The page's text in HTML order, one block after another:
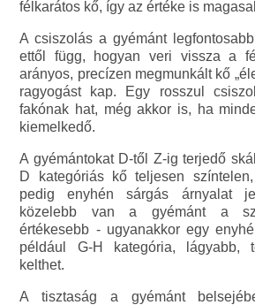
félkarátos kő, így az értéke is
A csiszolás a gyémánt
ettől függ, hogyan veri vissza a
arányos, precízen megmunkált kő
ragyogást kap. Egy rosszul
fakónak hat, még akkor is, ha
kiemelkedő.
A gyémántokat D-től Z-ig terjedő
D kategóriás kő teljesen
pedig enyhén sárgás árnyalat
közelebb van a gyémánt a
értékesebb - ugyanakkor egy
például G-H kategória, lágyabb,
kelthet.
A tisztaság a gyémánt